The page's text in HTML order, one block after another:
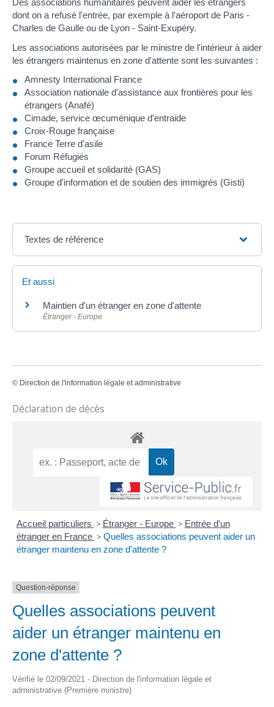
Des associations humanitaires peuvent aider les étrangers
dont on a refusé l'entrée, par exemple à l'aéroport de Paris -
Charles de Gaulle ou de Lyon - Saint-Exupéry.
Les associations autorisées par le ministre de l'intérieur à aider
les étrangers maintenus en zone d'attente sont les suivantes :
Amnesty International France
Association nationale d'assistance aux frontières pour les
étrangers (Anafé)
Cimade, service œcuménique d'entraide
Croix-Rouge française
France Terre d'asile
Forum Réfugiés
Groupe accueil et solidarité (GAS)
Groupe d'information et de soutien des immigrés (Gisti)
Textes de référence
Et aussi
Maintien d'un étranger en zone d'attente
Étranger - Europe
© Direction de l'information légale et administrative
Déclaration de décès
Accueil particuliers > Étranger - Europe > Entrée d'un
étranger en France > Quelles associations peuvent aider un
étranger maintenu en zone d'attente ?
Question-réponse
Quelles associations peuvent
aider un étranger maintenu en
zone d'attente ?
Vérifié le 02/09/2021 - Direction de l'information légale et
administrative (Première ministre)